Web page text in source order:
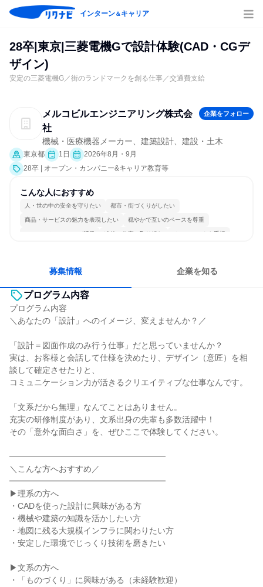
インターン＆キャリア
28卒|東京|三菱電機Gで設計体験(CAD・CGデ
ザイン)
安定の三菱電機G／街のランドマークを創る仕事／交通費支給
メルコビルエンジニアリング株式会
社
企業をフォロー
機械・医療機器メーカー、建築設計、建設・土木
東京都 1日
2026年8月・9月
28卒 | オープン・カンパニー&キャリア教育等
こんな人におすすめ
人・世の中の安全を守りたい 都市・街づくりがしたい
商品・サービスの魅力を表現したい 穏やかで互いのペースを尊重
コミュニケーションが活発 冷静に仕事に取り組む チームワークを重視
募集情報 企業を知る
プログラム内容
プログラム内容
＼あなたの「設計」へのイメージ、変えませんか？／
「設計＝図面作成のみ行う仕事」だと思っていませんか？
実は、お客様と会話して仕様を決めたり、デザイン（意匠）を相
談して確定させたりと、
コミュニケーション力が活きるクリエイティブな仕事なんです。
「文系だから無理」なんてことはありません。
充実の研修制度があり、文系出身の先輩も多数活躍中！
その「意外な面白さ」を、ぜひここで体験してください。
━━━━━━━━━━━━━━━━━━━
＼こんな方へおすすめ／
━━━━━━━━━━━━━━━━━━━
▶理系の方へ
・CADを使った設計に興味がある方
・機械や建築の知識を活かしたい方
・地図に残る大規模インフラに関わりたい方
・安定した環境でじっくり技術を磨きたい
▶文系の方へ
・「ものづくり」に興味がある（未経験歓迎）